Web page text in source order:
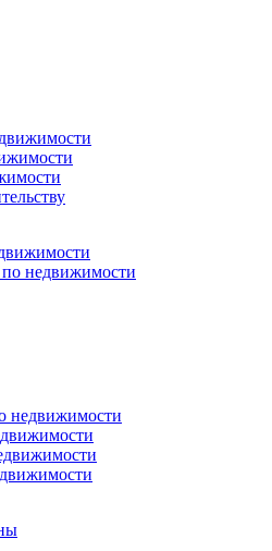
недвижимости
недвижимости